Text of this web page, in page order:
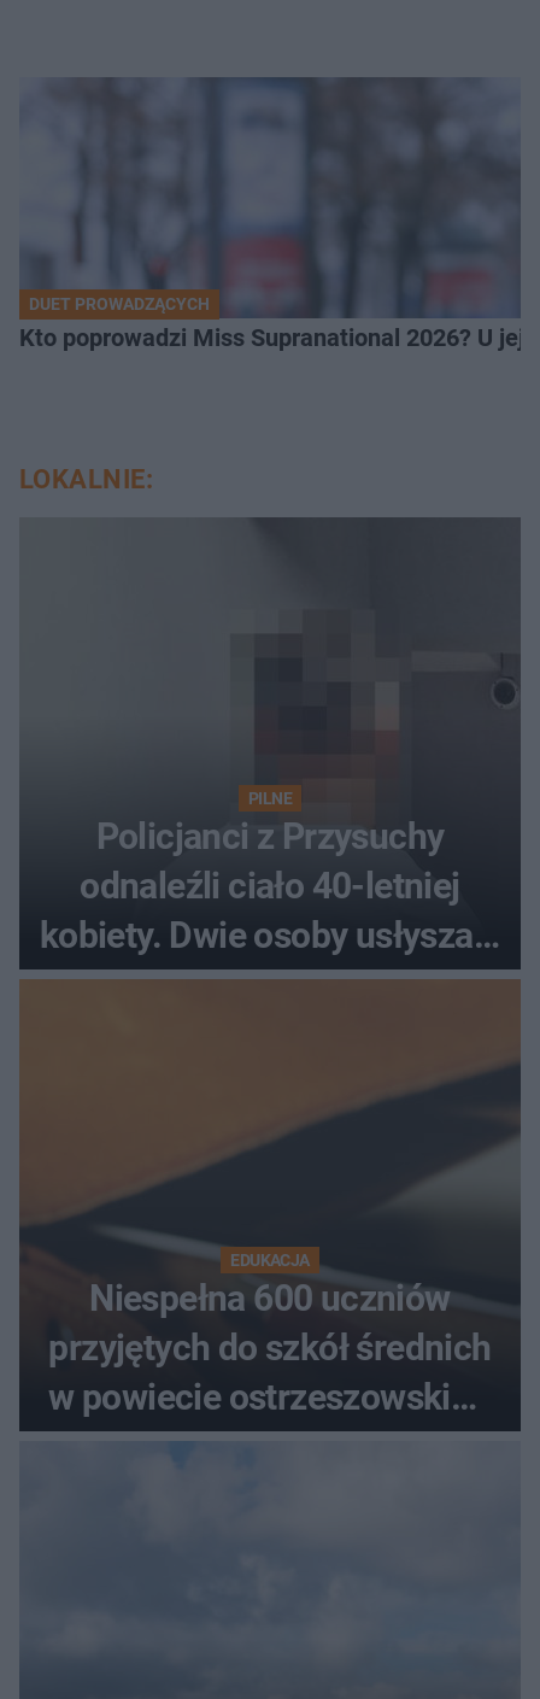
DUET PROWADZĄCYCH
Kto poprowadzi Miss Supranational 2026? U jej
LOKALNIE:
PILNE
Policjanci z Przysuchy
odnaleźli ciało 40-letniej
kobiety. Dwie osoby usłyszały
zarzut zabójstwa
EDUKACJA
Niespełna 600 uczniów
przyjętych do szkół średnich
w powiecie ostrzeszowskim.
Które kierunki wybierali